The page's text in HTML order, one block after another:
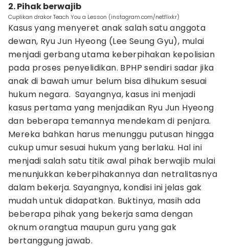
2. Pihak berwajib
Cuplikan drakor Teach You a Lesson (instagram.com/netflixkr)
Kasus yang menyeret anak salah satu anggota
dewan, Ryu Jun Hyeong (Lee Seung Gyu), mulai
menjadi gerbang utama keberpihakan kepolisian
pada proses penyelidikan. BPHP sendiri sadar jika
anak di bawah umur belum bisa dihukum sesuai
hukum negara. Sayangnya, kasus ini menjadi
kasus pertama yang menjadikan Ryu Jun Hyeong
dan beberapa temannya mendekam di penjara.
Mereka bahkan harus menunggu putusan hingga
cukup umur sesuai hukum yang berlaku. Hal ini
menjadi salah satu titik awal pihak berwajib mulai
menunjukkan keberpihakannya dan netralitasnya
dalam bekerja. Sayangnya, kondisi ini jelas gak
mudah untuk didapatkan. Buktinya, masih ada
beberapa pihak yang bekerja sama dengan
oknum orangtua maupun guru yang gak
bertanggung jawab.